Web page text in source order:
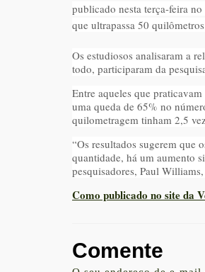
publicado nesta terça-feira
que ultrapassa 50
Os estudiosos analisaram a
todo, participaram da
Entre aqueles que
uma queda de 65% no
quilometragem tinham 2,5
“Os resultados sugerem que
quantidade, há um aumento
pesquisadores, Paul
Como publicado no site da
Comente